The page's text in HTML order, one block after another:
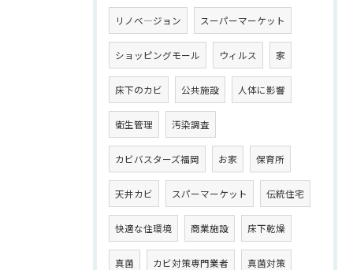
リノベ―ジョン スーパーマーケット
ショッピングモール ウィルス 家
床下のカビ 公共施設 人体に影響
衛生管理 汚染調査
カビバスターズ福岡 お家 保育所
天井カビ スパーマーケット 伝統住宅
快適な住環境 商業施設 床下乾燥
真菌 カビ対策専門業者 真菌対策